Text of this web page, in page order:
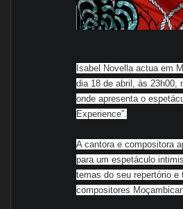
Isabel Novella actua em
dia 18 de abril, às 23h00,
onde apresenta o
Experience”.
A cantora e compositora
para um espetáculo
temas do seu repertório e
compositores